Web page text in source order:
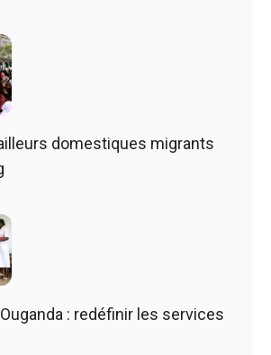
domestiques migrants
: redéfinir les services